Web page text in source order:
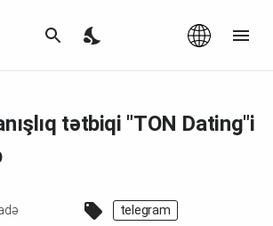
tətbiqi "TON Dating"i
telegram